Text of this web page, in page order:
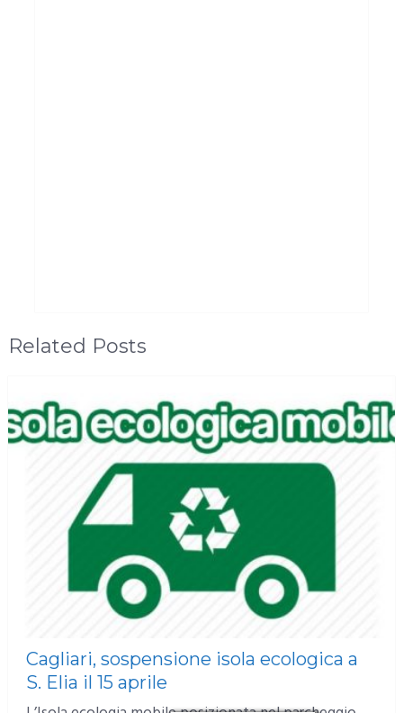
Related Posts
Cagliari, sospensione isola ecologica a
S. Elia il 15 aprile